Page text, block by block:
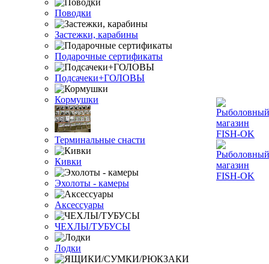
Поводки
Застежки, карабины
Подарочные сертификаты
Подсачеки+ГОЛОВЫ
Кормушки
Терминальные снасти
Кивки
Эхолоты - камеры
Аксессуары
ЧЕХЛЫ/ТУБУСЫ
Лодки